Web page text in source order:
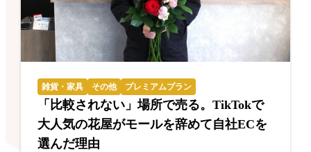
雑貨・家具 その他 プレミアムプラン
「比較されない」場所で売る。TikTokで
大人気の花屋がモールを辞めて自社ECを
選んだ理由